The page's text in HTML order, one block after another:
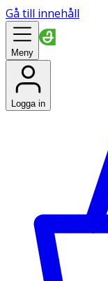
Gå till innehåll
Meny
Logga in